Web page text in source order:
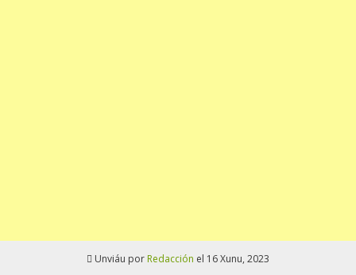
Unviáu por Redacción el 16 Xunu, 2023